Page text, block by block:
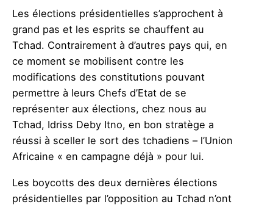
Les élections présidentielles s’approchent à
grand pas et les esprits se chauffent au
Tchad. Contrairement à d’autres pays qui, en
ce moment se mobilisent contre les
modifications des constitutions pouvant
permettre à leurs Chefs d’Etat de se
représenter aux élections, chez nous au
Tchad, Idriss Deby Itno, en bon stratège a
réussi à sceller le sort des tchadiens – l’Union
Africaine « en campagne déjà » pour lui.
Les boycotts des deux dernières élections
présidentielles par l’opposition au Tchad n’ont